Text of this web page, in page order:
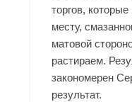
торгов,
месту,
матовой
растираем.
закономерен
результат.